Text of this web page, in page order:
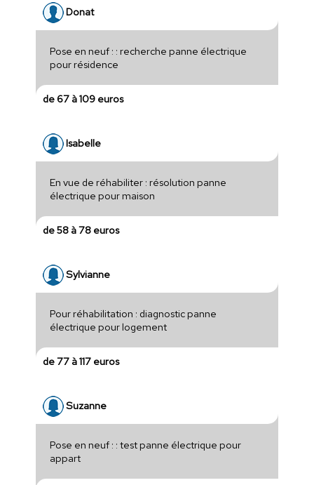
Donat
Pose en neuf : : recherche panne électrique
pour résidence
de 67 à 109 euros
Isabelle
En vue de réhabiliter : résolution panne
électrique pour maison
de 58 à 78 euros
Sylvianne
Pour réhabilitation : diagnostic panne
électrique pour logement
de 77 à 117 euros
Suzanne
Pose en neuf : : test panne électrique pour
appart